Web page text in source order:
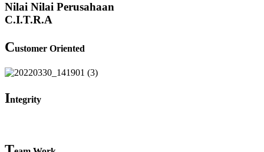
Nilai Nilai Perusahaan
C.I.T.R.A
Customer Oriented
Integrity